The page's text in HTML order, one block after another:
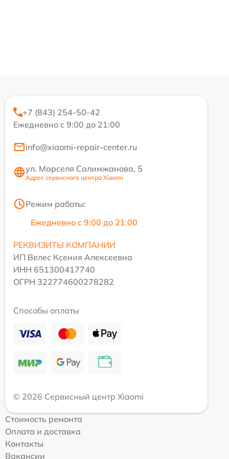
+7 (843) 254-50-42
Ежедневно с 9:00 до 21:00
info@xiaomi-repair-center.ru
ул. Марселя Салимжанова, 5
Адрес сервисного центра Xiaomi
Режим работы:
Ежедневно с 9:00 до 21:00
РЕКВИЗИТЫ КОМПАНИИ
ИП Велес Ксения Алексеевна
ИНН 651300417740
ОГРН 322774600278282
Способы оплаты
© 2026 Сервисный центр Xiaomi
Стоимость ремонта
Оплата и доставка
Контакты
Вакансии